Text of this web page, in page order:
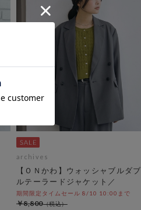
archives
【ＯＮかわ】ウォッシャブルダブ
ルテーラードジャケット／
期間限定タイムセール 8/10 10:00まで
￥8,800